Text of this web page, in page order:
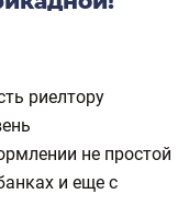
риелтору
не простой
и еще с